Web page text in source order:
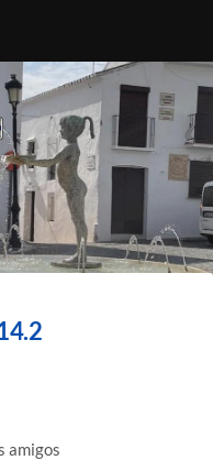
Suomalaiset ry
amigos